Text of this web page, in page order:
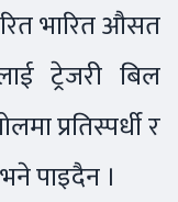
भारित औसत
ट्रेजरी बिल
प्रतिस्पर्धी र
पाइदैन ।